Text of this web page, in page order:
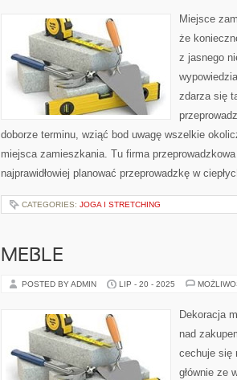
Miejsce
że
z jasnego
zdarza się
doborze terminu, wziąć bod uwagę wszelkie
miejsca zamieszkania. Tu firma
najprawidłowiej planować przeprowadzkę w
CATEGORIES: JOGA I STRETCHING
MEBLE
POSTED BY ADMIN LIP - 20 - 2025
Dekoracja
nad
cechuje się
głównie ze